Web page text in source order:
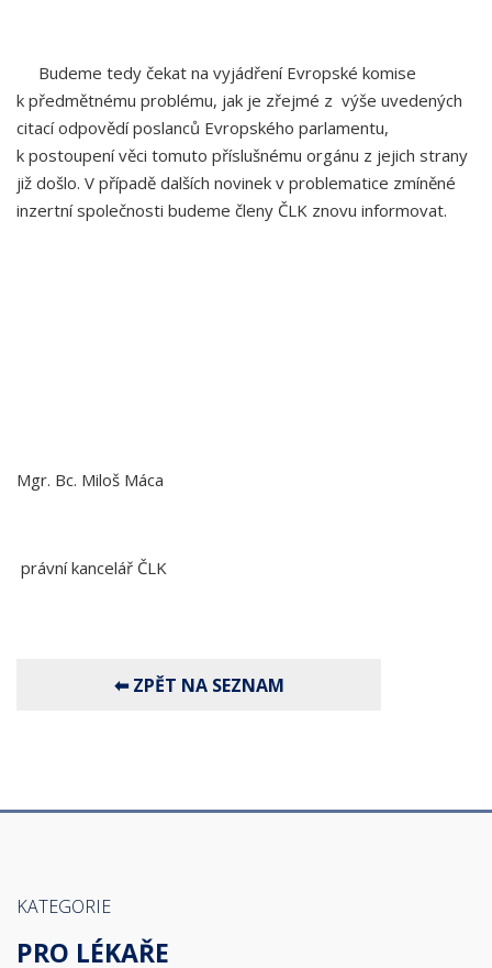
Budeme tedy čekat na vyjádření Evropské komise
k předmětnému problému, jak je zřejmé z výše uvedených
citací odpovědí poslanců Evropského parlamentu,
k postoupení věci tomuto příslušnému orgánu z jejich strany
již došlo. V případě dalších novinek v problematice zmíněné
inzertní společnosti budeme členy ČLK znovu informovat.
Mgr. Bc. Miloš Máca
právní kancelář ČLK
KATEGORIE
PRO LÉKAŘE